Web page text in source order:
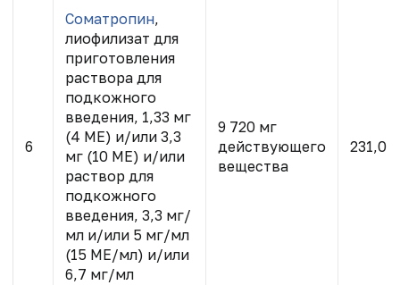
6
Соматропин,
лиофилизат для
приготовления
раствора для
подкожного
введения, 1,33 мг
(4 МЕ) и/или 3,3
мг (10 МЕ) и/или
раствор для
подкожного
введения, 3,3 мг/
мл и/или 5 мг/мл
(15 МЕ/мл) и/или
6,7 мг/мл
9 720 мг
действующего
вещества
231,07